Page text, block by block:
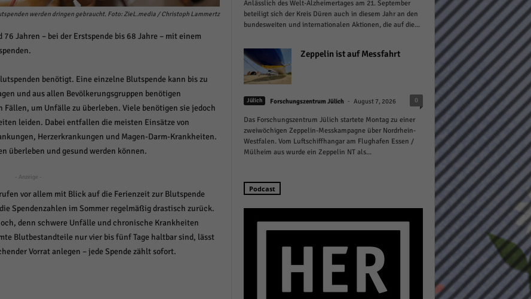
werden dringen gebraucht. Foto: ZieL.media / Christoph Lammertz
Jahren – bei der Erstspende bis 68 Jahre – mit einem
benötigt. Eine einzelne Blutspende kann bis zu
und aus allen Bevölkerungsgruppen benötigen
um Unfälle zu überleben. Viele benötigen sie jedoch
leiden. Dabei entfallen die meisten Einsätze von
Herzerkrankungen und Magen-Darm-Krankheiten.
überleben und gesund werden können.
- Anzeige -
vor allem mit Blick auf die Ferienzeit zur Blutspende
Spendenzahlen im Sommer regelmäßig drastisch zurück.
denn schwere Unfälle und chronische Krankheiten
Blutbestandteile nur vier bis fünf Tage haltbar sind, lässt
Vorrat anlegen – jede Spende zählt sofort.
Anlässlich des Welt-Alzheimertages am 21. September
beteiligt sich der Kreis Düren auch in diesem Jahr an den
bundesweiten und internationalen Aktionen, die auf die...
Zeppelin ist auf Messfahrt
Jülich Forschungszentrum Jülich - August 7, 2026 0
Das Forschungszentrum Jülich startete Montag zu einer
zweiwöchigen Zeppelin-Messkampagne über Nordrhein-
Westfalen. Vom Luftschiffhangar am Flughafen Essen /
Mülheim aus wurde ein Zeppelin NT als...
Podcast
Cookies ermöglichen grundlegende Funktionen und sind für die einwandfreie
der Website erforderlich.
(1)
Cookies erfassen Informationen anonym. Diese Informationen helfen uns zu verstehen,
Besucher unsere Website nutzen.
Cookie-Informationen anzeigen
Cookies werden von Drittanbietern oder Publishern verwendet, um personalisierte
anzuzeigen. Sie tun dies, indem sie Besucher über Websites hinweg verfolgen.
Cookie-Informationen anzeigen
Medien (6)
Videoplattformen und Social-Media-Plattformen werden standardmäßig blockiert.